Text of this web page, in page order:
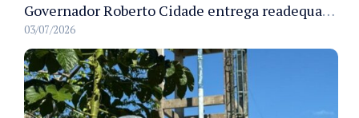
Governador Roberto Cidade entrega readequação do ambulatório da FCecon e amplia capacidade de atendimento oncológico em Manaus
03/07/2026